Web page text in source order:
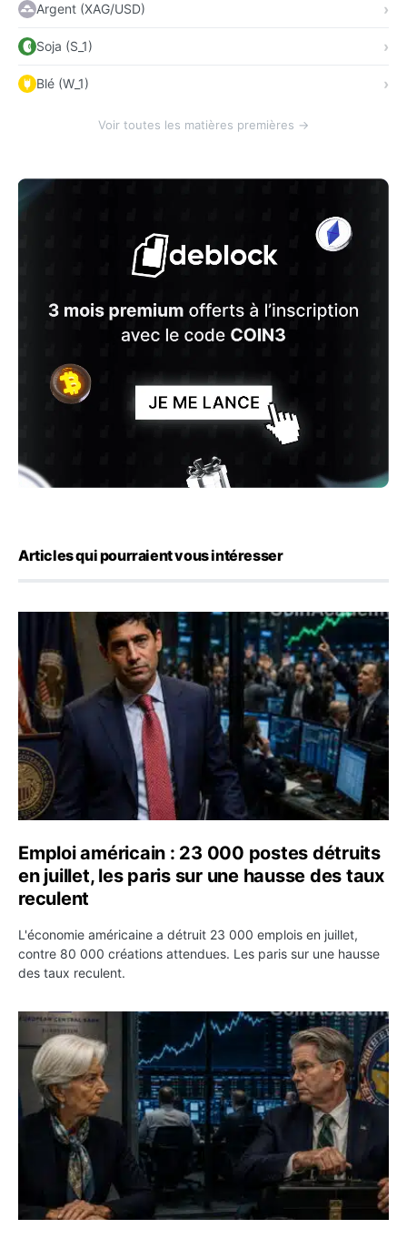
Argent (XAG/USD)
Soja (S_1)
Blé (W_1)
Voir toutes les matières premières →
Articles qui pourraient vous intéresser
Emploi américain : 23 000 postes détruits en juillet, les
Emploi américain : 23 000 postes détruits
en juillet, les paris sur une hausse des taux
reculent
L'économie américaine a détruit 23 000 emplois en juillet,
contre 80 000 créations attendues. Les paris sur une hausse
des taux reculent.
Yen : Washington a vendu des euros sans prévenir la